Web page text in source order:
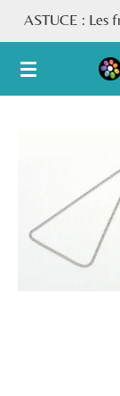
Passer
au
contenu
principal
ASTUCE : Les